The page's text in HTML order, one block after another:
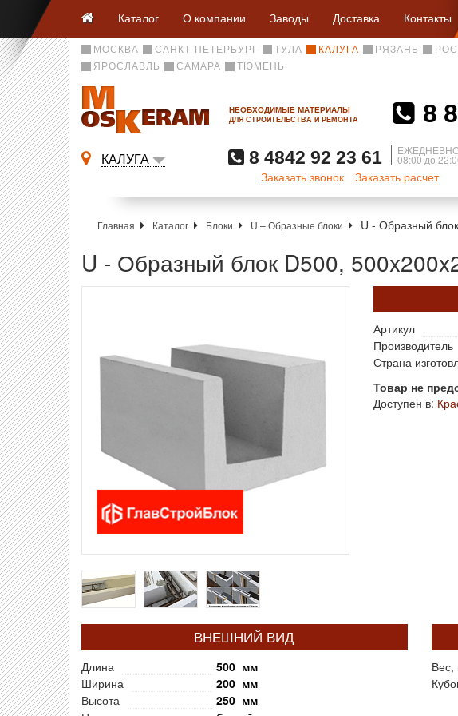
Каталог О компании Заводы Доставка Контакты
МОСКВА САНКТ-ПЕТЕРБУРГ ТУЛА КАЛУГА РЯЗАНЬ
ЯРОСЛАВЛЬ
САМАРА ТЮМЕНЬ
НЕОБХОДИМЫЕ МАТЕРИАЛЫ
ДЛЯ СТРОИТЕЛЬСТВА И РЕМОНТА 8
КАЛУГА 8 4842 92 23 61 08:00 до
Заказать звонок Заказать расчет
Главная Каталог Блоки U – Образные блоки U - Образный
U - Образный блок D500,
Артикул
Производитель
Страна
Товар не
Доступен в:
ВНЕШНИЙ ВИД
Длина
500 мм
Ширина
200 мм
Высота
250 мм
Вес,